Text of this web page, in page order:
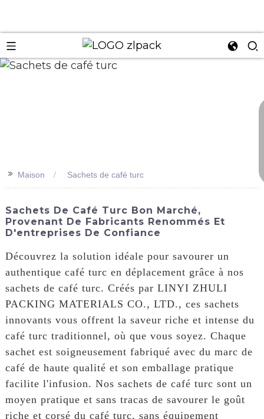
>> Maison Sachets de café turc
Sachets De Café Turc Bon Marché,
Provenant De Fabricants Renommés Et
D'entreprises De Confiance
Découvrez la solution idéale pour savourer un
authentique café turc en déplacement grâce à nos
sachets de café turc. Créés par LINYI ZHULI
PACKING MATERIALS CO., LTD., ces sachets
innovants vous offrent la saveur riche et intense du
café turc traditionnel, où que vous soyez. Chaque
sachet est soigneusement fabriqué avec du marc de
café de haute qualité et son emballage pratique
facilite l'infusion. Nos sachets de café turc sont un
moyen pratique et sans tracas de savourer le goût
riche et corsé du café turc, sans équipement